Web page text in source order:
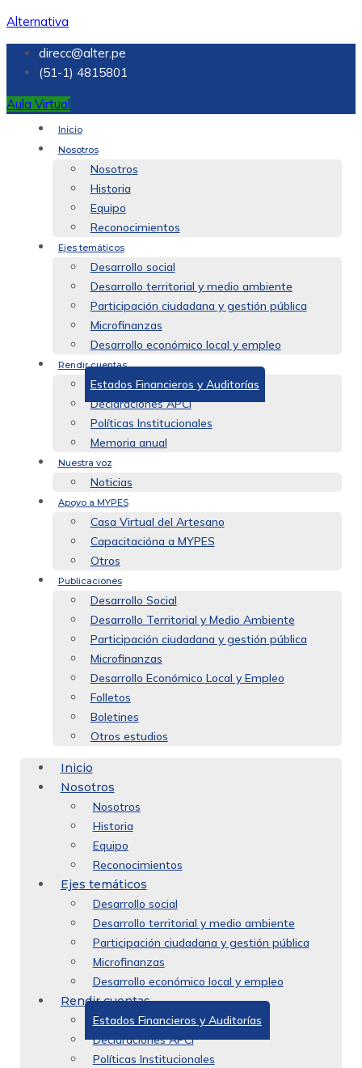
Alternativa
direcc@alter.pe
(51-1) 4815801
Aula Virtual
Inicio
Nosotros
Nosotros
Historia
Equipo
Reconocimientos
Ejes temáticos
Desarrollo social
Desarrollo territorial y medio ambiente
Participación ciudadana y gestión pública
Microfinanzas
Desarrollo económico local y empleo
Rendir cuentas
Estados Financieros y Auditorías
Declaraciones APCI
Políticas Institucionales
Memoria anual
Nuestra voz
Noticias
Apoyo a MYPES
Casa Virtual del Artesano
Capacitacióna a MYPES
Otros
Publicaciones
Desarrollo Social
Desarrollo Territorial y Medio Ambiente
Participación ciudadana y gestión pública
Microfinanzas
Desarrollo Económico Local y Empleo
Folletos
Boletines
Otros estudios
Inicio
Nosotros
Nosotros
Historia
Equipo
Reconocimientos
Ejes temáticos
Desarrollo social
Desarrollo territorial y medio ambiente
Participación ciudadana y gestión pública
Microfinanzas
Desarrollo económico local y empleo
Rendir cuentas
Estados Financieros y Auditorías
Declaraciones APCI
Políticas Institucionales